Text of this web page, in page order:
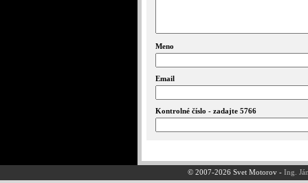
Meno
Email
Kontrolné číslo - zadajte 5766
© 2007-2026 Svet Motorov -Ing.